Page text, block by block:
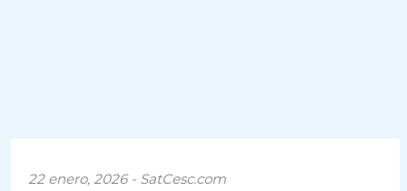
22 enero, 2026 - SatCesc.com